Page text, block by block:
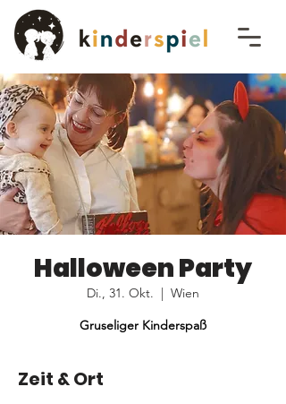
Halloween Party
Di., 31. Okt.
  |
Wien
Gruseliger Kinderspaß
Zeit & Ort